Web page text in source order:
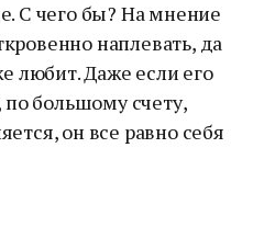
С чего бы? На мнение
наплевать, да
любит. Даже если его
по большому счету,
он все равно себя